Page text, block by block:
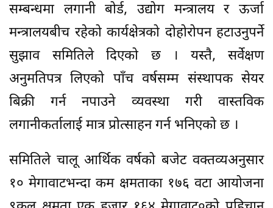
सम्बन्धमा लगानी बोर्ड, उद्योग मन्त्रालय र ऊर्जा
मन्त्रालयबीच रहेको कार्यक्षेत्रको दोहोरोपन हटाउनुपर्ने
सुझाव समितिले दिएको छ । यस्तै, सर्वेक्षण
अनुमतिपत्र लिएको पाँच वर्षसम्म संस्थापक सेयर
बिक्री गर्न नपाउने व्यवस्था गरी वास्तविक
लगानीकर्तालाई मात्र प्रोत्साहन गर्न भनिएको छ ।
समितिले चालू आर्थिक वर्षको बजेट वक्तव्यअनुसार
१० मेगावाटभन्दा कम क्षमताका १७६ वटा आयोजना